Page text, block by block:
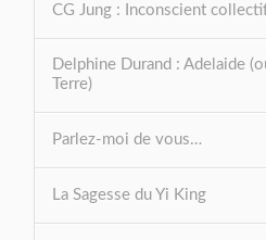
CG Jung : Inconscient
Delphine Durand : Adelaide
Terre)
Parlez-moi de vous…
La Sagesse du Yi King